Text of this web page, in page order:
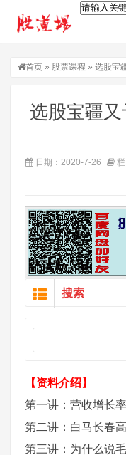
首页 » 股票课程 » 选股宝
选股宝疆
日期：2020-7-26 栏
搜索
【资料介绍】
第一讲：营收增长
第二讲：白马长春
第三讲：为什么说